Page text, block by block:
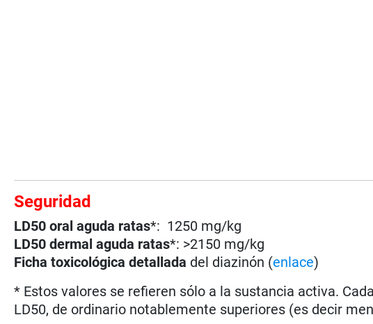
Seguridad
LD50 oral aguda ratas*: 1250 mg/kg
LD50 dermal aguda ratas*: >2150 mg/kg
Ficha toxicológica detallada del diazinón (enlace)
* Estos valores se refieren sólo a la sustancia activa.
LD50, de ordinario notablemente superiores (es decir